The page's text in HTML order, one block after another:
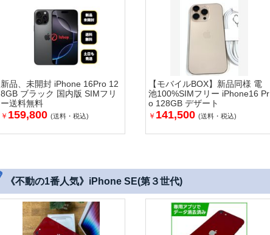
新品、未開封 iPhone 16Pro 12
8GB ブラック 国内版 SIMフリ
ー送料無料
￥ 159,800 (送料・税込)
【モバイルBOX】新品同様 電
池100%SIMフリー iPhone16 Pr
o 128GB デザート
￥ 141,500(送料・税込)
《不動の1番人気》iPhone SE(第３世代)